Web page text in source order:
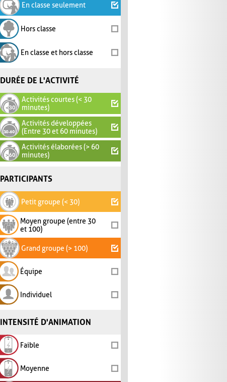
En classe seulement
Hors classe
En classe et hors classe
DURÉE DE L'ACTIVITÉ
Activités courtes (< 30
minutes)
Activités développées
(Entre 30 et 60 minutes)
Activités élaborées (> 60
minutes)
PARTICIPANTS
Petit groupe (< 30)
Moyen groupe (entre 30
et 100)
Grand groupe (> 100)
Équipe
Individuel
INTENSITÉ D'ANIMATION
Faible
Moyenne